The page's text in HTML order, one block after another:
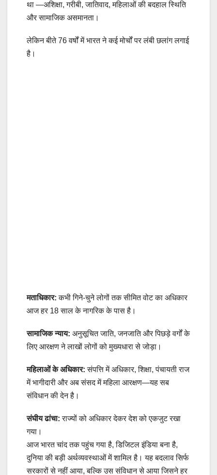
था —अशिक्षा, गरीबी, जातिवाद, महिलाओं की बदहाल स्थिति
और सामाजिक असमानता।
लेकिन बीते 76 वर्षों में भारत ने कई मोर्चों पर लंबी छलांग लगाई
है।
मताधिकार: कभी गिने-चुने लोगों तक सीमित वोट का अधिकार
आज हर 18 साल के नागरिक के पास है।
सामाजिक न्याय: अनुसूचित जाति, जनजाति और पिछड़े वर्गों के
लिए आरक्षण ने लाखों लोगों को मुख्यधारा से जोड़ा।
महिलाओं के अधिकार: संपत्ति में अधिकार, शिक्षा, पंचायती राज
में भागीदारी और अब संसद में महिला आरक्षण—यह सब
संविधान की देन है।
संघीय ढांचा: राज्यों को अधिकार देकर देश को एकजुट रखा
गया।
आज भारत चांद तक पहुंच गया है, डिजिटल इंडिया बना है,
दुनिया की बड़ी अर्थव्यवस्थाओं में शामिल है। यह बदलाव सिर्फ
सरकारों से नहीं आया, बल्कि उस संविधान से आया जिसने हर